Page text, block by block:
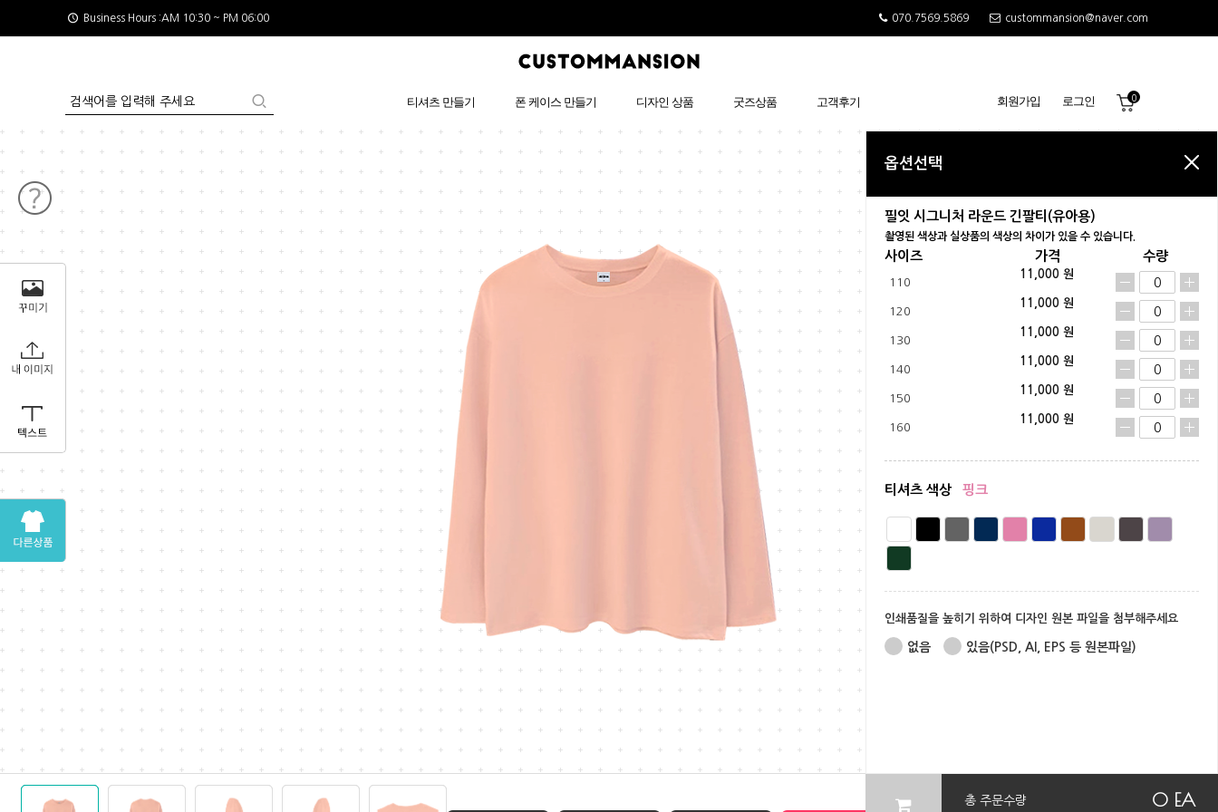
Business Hours :AM 10:30 ~ PM 06:00 070.7569.5869 custommansion@naver.com
티셔츠 만들기 폰 케이스 만들기 디자인 상품 굿즈상품 고객후기 회원가입 로그인 0
총 주문수량 0 EA
옵션선택
필잇 시그니처 라운드 긴팔티(유아용)
촬영된 색상과 실상품의 색상의 차이가 있을 수 있습니다.
사이즈 가격 수량
110
11,000 원
120
11,000 원
130
11,000 원
140
11,000 원
150
11,000 원
160
11,000 원
티셔츠 색상 핑크
인쇄품질을 높히기 위하여 디자인 원본 파일을 첨부해주세요
없음 있음(PSD, AI, EPS 등 원본파일)